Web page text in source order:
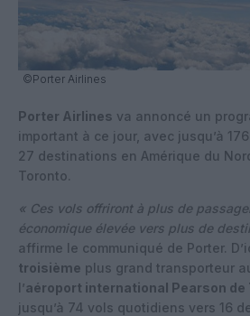
©Porter Airlines
Porter Airlines va annoncé un
important à ce jour, avec jusqu’à
27 destinations en Amérique du
Toronto.
« Ces vols offriront à plus de
économique élevée vers plus de
affirme le communiqué de Porter.
troisième plus grand transporteur
l’aéroport international Pearson de
jusqu’à 74 vols quotidiens vers 16